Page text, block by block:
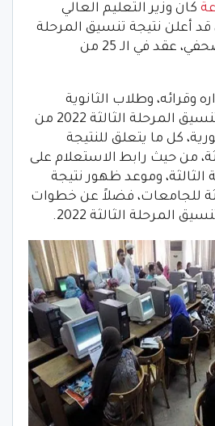
كان وزير التعليم العالي
قد أعلن نتيجة تنسيق المرحلة
الثانية خلال مؤتمر صحفي، عقد في الـ 25 من
وقرائه، وطلاب الثانوية
العامة المتقدمين لتنسيق المرحلة الثالثة 2022 من
كل ما يتعلق للنتيجة
من حيث رابط الاستعلام على
الثالثة، وموعد ظهور نتيجة
للجامعات، فضلاً عن خطوات
المرحلة الثالثة 2022.